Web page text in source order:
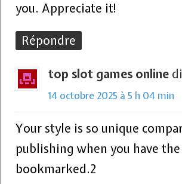
you. Appreciate it!
Répondre
top slot games online
14 octobre 2025 à 5 h 04 min
Your style is so unique
publishing when you have
bookmarked.2